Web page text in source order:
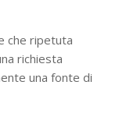
che ripetuta
richiesta
una fonte di